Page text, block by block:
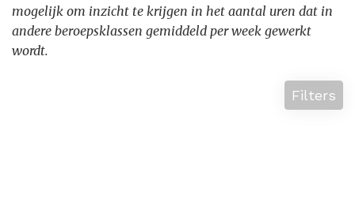
mogelijk om inzicht te krijgen in het aantal uren dat in
andere beroepsklassen gemiddeld per week gewerkt
wordt.
Filters